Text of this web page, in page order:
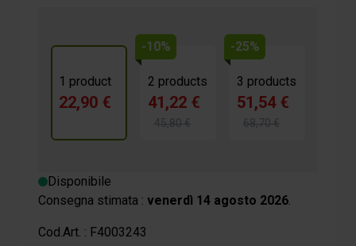
1 product
22,90 €
-10%
2 products
41,22 €
45,80 €
-25%
3 products
51,54 €
68,70 €
Disponibile
Consegna stimata : venerdì 14 agosto 2026.
Cod.Art. : F4003243